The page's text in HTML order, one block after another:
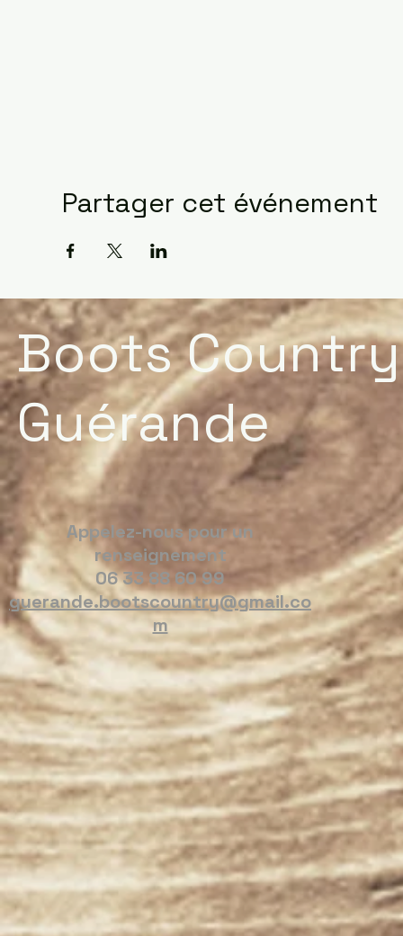
Partager cet événement
Boots Country
Guérande
Appelez-nous pour un
renseignement
06 33 88 60 99
guerande.bootscountry@gmail.co
m